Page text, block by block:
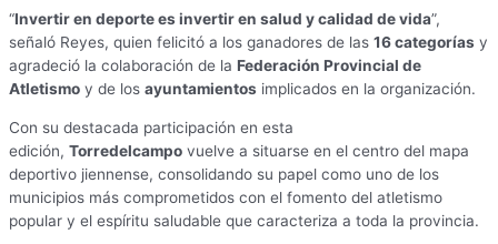
“Invertir en deporte es invertir en salud y calidad de vida”,
señaló Reyes, quien felicitó a los ganadores de las 16 categorías y
agradeció la colaboración de la Federación Provincial de
Atletismo y de los ayuntamientos implicados en la organización.
Con su destacada participación en esta
edición, Torredelcampo vuelve a situarse en el centro del mapa
deportivo jiennense, consolidando su papel como uno de los
municipios más comprometidos con el fomento del atletismo
popular y el espíritu saludable que caracteriza a toda la provincia.